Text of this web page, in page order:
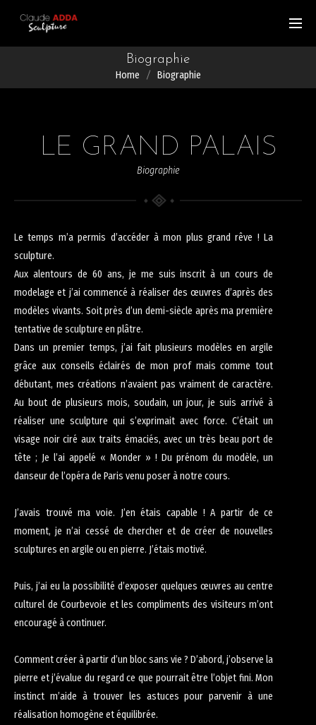
Biographie
Home Biographie
LE GRAND PALAIS
Biographie
Le temps m’a permis d’accéder à mon plus grand rêve ! La
sculpture.
Aux alentours de 60 ans, je me suis inscrit à un cours de
modelage et j’ai commencé à réaliser des œuvres d’après des
modèles vivants. Soit près d’un demi-siècle après ma première
tentative de sculpture en plâtre.
Dans un premier temps, j’ai fait plusieurs modèles en argile
grâce aux conseils éclairés de mon prof mais comme tout
débutant, mes créations n’avaient pas vraiment de caractère.
Au bout de plusieurs mois, soudain, un jour, je suis arrivé à
réaliser une sculpture qui s’exprimait avec force. C’était un
visage noir ciré aux traits émaciés, avec un très beau port de
tête ; Je l’ai appelé « Monder » ! Du prénom du modèle, un
danseur de l’opéra de Paris venu poser à notre cours.
J’avais trouvé ma voie. J’en étais capable ! A partir de ce
moment, je n’ai cessé de chercher et de créer de nouvelles
sculptures en argile ou en pierre. J’étais motivé.
Puis, j’ai eu la possibilité d’exposer quelques œuvres au centre
culturel de Courbevoie et les compliments des visiteurs m’ont
encouragé à continuer.
Comment créer à partir d’un bloc sans vie ? D’abord, j’observe la
pierre et j’évalue du regard ce que pourrait être l’objet fini. Mon
instinct m’aide à trouver les astuces pour parvenir à une
réalisation homogène et équilibrée.